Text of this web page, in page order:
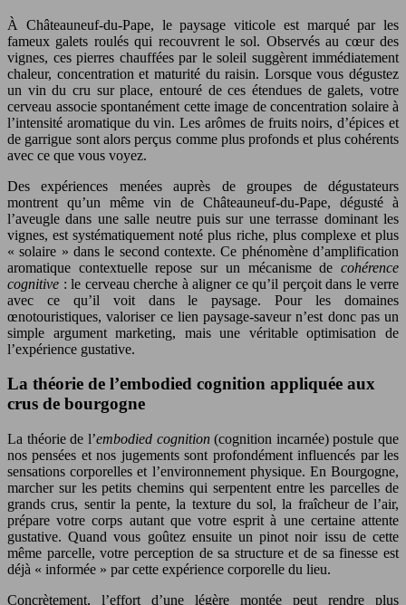
À Châteauneuf-du-Pape, le paysage viticole est marqué par les
fameux galets roulés qui recouvrent le sol. Observés au cœur des
vignes, ces pierres chauffées par le soleil suggèrent immédiatement
chaleur, concentration et maturité du raisin. Lorsque vous dégustez
un vin du cru sur place, entouré de ces étendues de galets, votre
cerveau associe spontanément cette image de concentration solaire à
l’intensité aromatique du vin. Les arômes de fruits noirs, d’épices et
de garrigue sont alors perçus comme plus profonds et plus cohérents
avec ce que vous voyez.
Des expériences menées auprès de groupes de dégustateurs
montrent qu’un même vin de Châteauneuf-du-Pape, dégusté à
l’aveugle dans une salle neutre puis sur une terrasse dominant les
vignes, est systématiquement noté plus riche, plus complexe et plus
« solaire » dans le second contexte. Ce phénomène d’amplification
aromatique contextuelle repose sur un mécanisme de cohérence
cognitive : le cerveau cherche à aligner ce qu’il perçoit dans le verre
avec ce qu’il voit dans le paysage. Pour les domaines
œnotouristiques, valoriser ce lien paysage-saveur n’est donc pas un
simple argument marketing, mais une véritable optimisation de
l’expérience gustative.
La théorie de l’embodied cognition appliquée aux
crus de bourgogne
La théorie de l’embodied cognition(cognition incarnée) postule que
nos pensées et nos jugements sont profondément influencés par les
sensations corporelles et l’environnement physique. En Bourgogne,
marcher sur les petits chemins qui serpentent entre les parcelles de
grands crus, sentir la pente, la texture du sol, la fraîcheur de l’air,
prépare votre corps autant que votre esprit à une certaine attente
gustative. Quand vous goûtez ensuite un pinot noir issu de cette
même parcelle, votre perception de sa structure et de sa finesse est
déjà « informée » par cette expérience corporelle du lieu.
Concrètement, l’effort d’une légère montée peut rendre plus